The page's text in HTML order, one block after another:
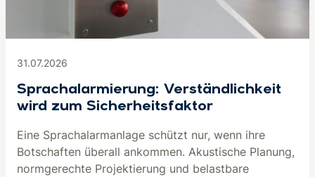
31.07.2026
Sprachalarmierung: Verständlichkeit
wird zum Sicherheitsfaktor
Eine Sprachalarmanlage schützt nur, wenn ihre
Botschaften überall ankommen. Akustische Planung,
normgerechte Projektierung und belastbare